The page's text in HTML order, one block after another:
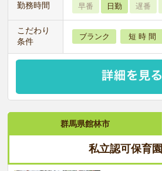
勤務時間 早番 日勤 遅番
こだわり
条件
ブランク 短 時 間
群馬県館林市
私立認可保育園